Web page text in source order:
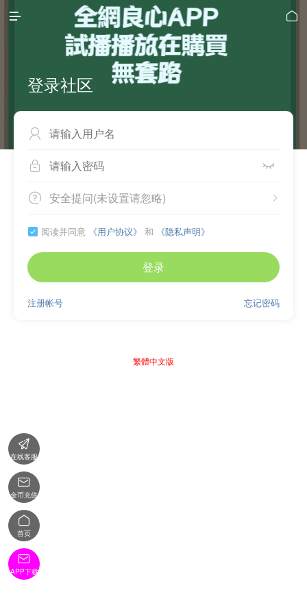
 
登录社区

 
 
安全提问(未设置请忽略)
 阅读并同意 《用户协议》 和 《隐私声明》
登录
忘记密码
注册帐号
繁體中文版

在线客服

金币充值

首页

APP下载